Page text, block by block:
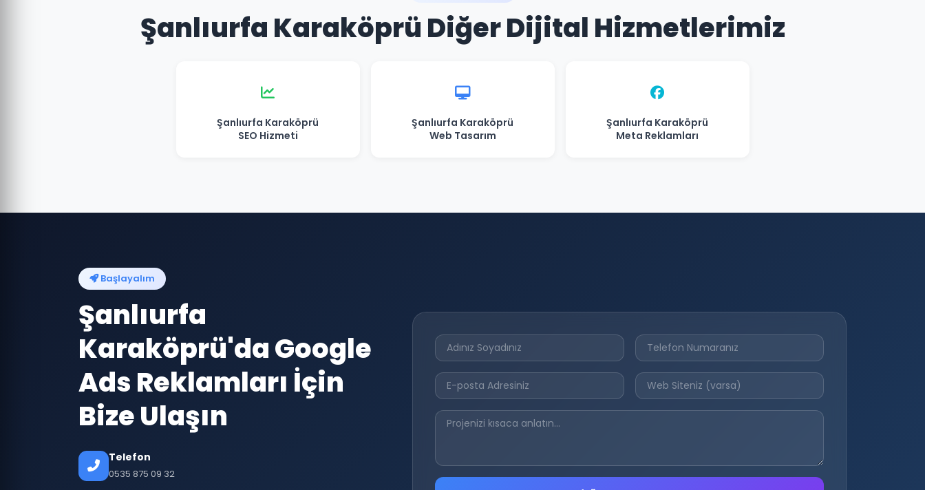
Şanlıurfa Karaköprü Diğer Dijital Hizmetlerimiz
Şanlıurfa Karaköprü
SEO Hizmeti
Şanlıurfa Karaköprü
Web Tasarım
Şanlıurfa Karaköprü
Meta Reklamları
Başlayalım
Şanlıurfa
Karaköprü'da Google
Ads Reklamları İçin
Bize Ulaşın
Telefon
0535 875 09 32